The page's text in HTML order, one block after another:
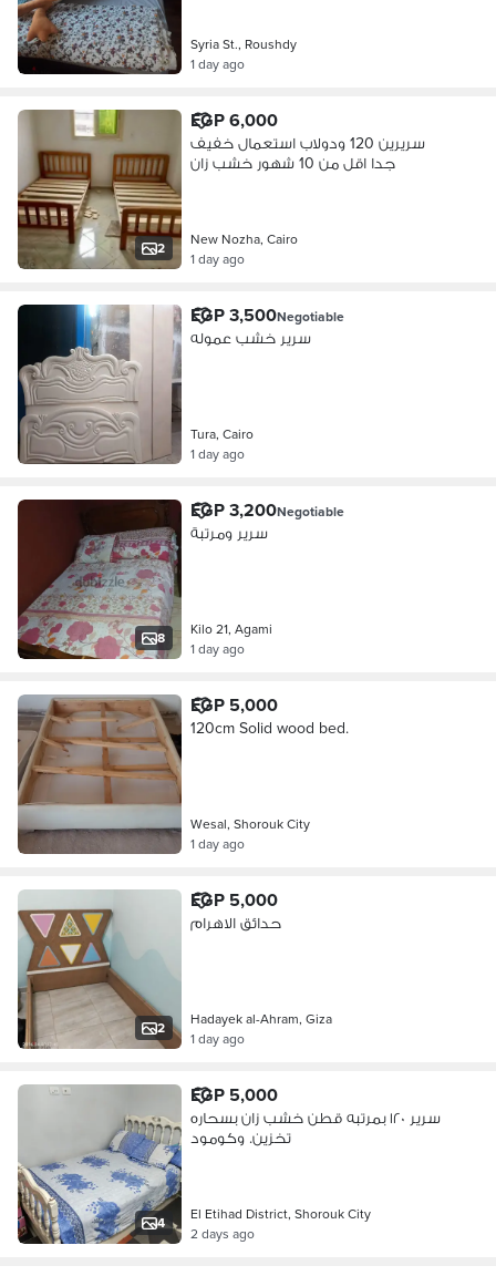
Syria St., Roushdy
1 day ago
2
EGP 6,000
سريرين 120 ودولاب استعمال خفيف
جدا اقل من 10 شهور خشب زان
New Nozha, Cairo
1 day ago
EGP 3,500Negotiable
سرير خشب عموله
Tura, Cairo
1 day ago
8
EGP 3,200Negotiable
سرير ومرتبة
Kilo 21, Agami
1 day ago
EGP 5,000
120cm Solid wood bed.
Wesal, Shorouk City
1 day ago
2
EGP 5,000
حدائق الاهرام
Hadayek al-Ahram, Giza
1 day ago
4
EGP 5,000
سرير ١٢٠ بمرتبه قطن خشب زان بسحاره
تخزين. وكومود
El Etihad District, Shorouk City
2 days ago